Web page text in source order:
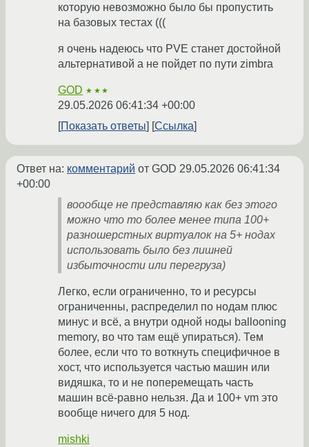
которую невозможно было бы пропустить
на базовых тестах (((
я очень надеюсь что PVE станет достойной
альтернативой а не пойдет по пути zimbra
GOD ★★★
29.05.2026 06:41:34 +00:00
Показать ответы
Ссылка
Ответ на: комментарий от GOD 29.05.2026 06:41:34
+00:00
воообще не представляю как без этого
можно что то более менее типа 100+
разношерстных виртуалок на 5+ нодах
использовать было без лишней
избыточности или перегруза)
Легко, если ограниченно, то и ресурсы
ограниченны, распределил по нодам плюс
минус и всё, а внутри одной ноды ballooning
memory, во что там ещё упираться). Тем
более, если что то воткнуть специфичное в
хост, что используется частью машин или
видяшка, то и не поперемещать часть
машин всё-равно нельзя. Да и 100+ vm это
вообще ничего для 5 нод.
mishki